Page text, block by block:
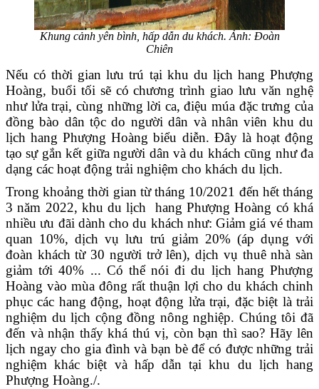
Khung cảnh yên bình, hấp dẫn du khách. Ảnh: Đoàn
Chiên
Nếu có thời gian lưu trú tại khu du lịch hang Phượng
Hoàng, buổi tối sẽ có chương trình giao lưu văn nghệ
như lửa trại, cùng những lời ca, điệu múa đặc trưng của
đồng bào dân tộc do người dân và nhân viên khu du
lịch hang Phượng Hoàng biểu diễn. Đây là hoạt động
tạo sự gắn kết giữa người dân và du khách cũng như đa
dạng các hoạt động trải nghiệm cho khách du lịch.
Trong khoảng thời gian từ tháng 10/2021 đến hết tháng
3 năm 2022, khu du lịch hang Phượng Hoàng có khá
nhiều ưu đãi dành cho du khách như: Giảm giá vé tham
quan 10%, dịch vụ lưu trú giảm 20% (áp dụng với
đoàn khách từ 30 người trở lên), dịch vụ thuê nhà sàn
giảm tới 40% ... Có thể nói đi du lịch hang Phượng
Hoàng vào mùa đông rất thuận lợi cho du khách chinh
phục các hang động, hoạt động lửa trại, đặc biệt là trải
nghiệm du lịch cộng đồng nông nghiệp. Chúng tôi đã
đến và nhận thấy khá thú vị, còn bạn thì sao? Hãy lên
lịch ngay cho gia đình và bạn bè để có được những trải
nghiệm khác biệt và hấp dẫn tại khu du lịch hang
Phượng Hoàng./.